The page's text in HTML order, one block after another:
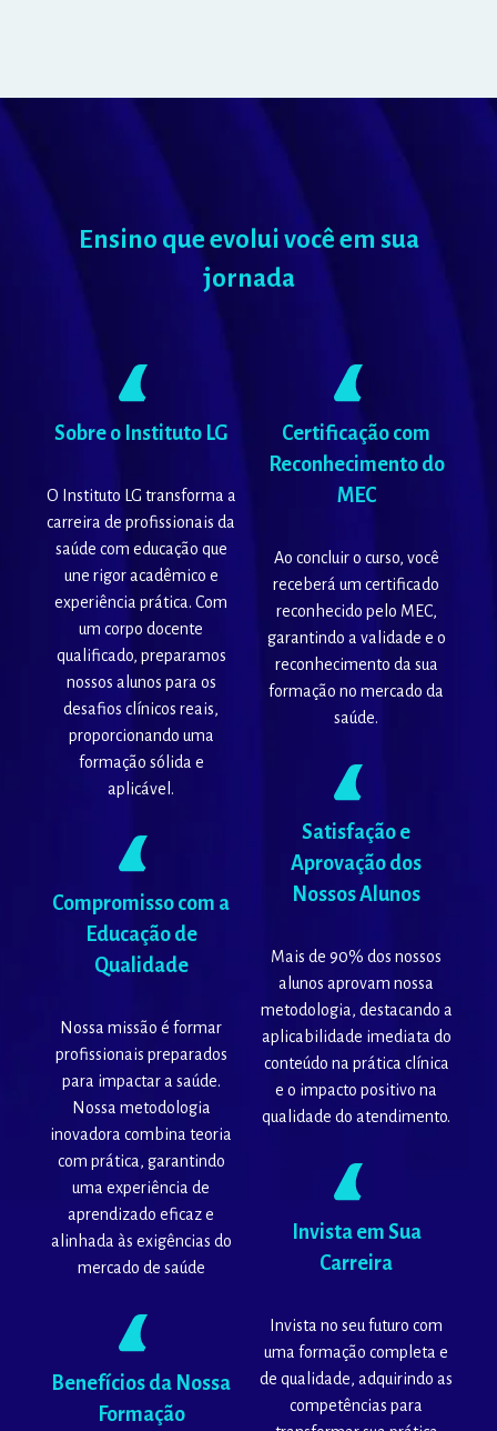
Ensino que evolui você em sua
jornada
Sobre o Instituto LG
O Instituto LG transforma a
carreira de profissionais da
saúde com educação que
une rigor acadêmico e
experiência prática. Com
um corpo docente
qualificado, preparamos
nossos alunos para os
desafios clínicos reais,
proporcionando uma
formação sólida e
aplicável.
Compromisso com a
Educação de
Qualidade
Nossa missão é formar
profissionais preparados
para impactar a saúde.
Nossa metodologia
inovadora combina teoria
com prática, garantindo
uma experiência de
aprendizado eficaz e
alinhada às exigências do
mercado de saúde
Benefícios da Nossa
Formação
Certificação com
Reconhecimento do
MEC
Ao concluir o curso, você
receberá um certificado
reconhecido pelo MEC,
garantindo a validade e o
reconhecimento da sua
formação no mercado da
saúde.
Satisfação e
Aprovação dos
Nossos Alunos
Mais de 90% dos nossos
alunos aprovam nossa
metodologia, destacando a
aplicabilidade imediata do
conteúdo na prática clínica
e o impacto positivo na
qualidade do atendimento.
Invista em Sua
Carreira
Invista no seu futuro com
uma formação completa e
de qualidade, adquirindo as
competências para